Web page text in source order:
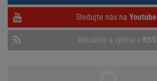
Sledujte nás na Youtube
Aktuálně a rychle s RSS